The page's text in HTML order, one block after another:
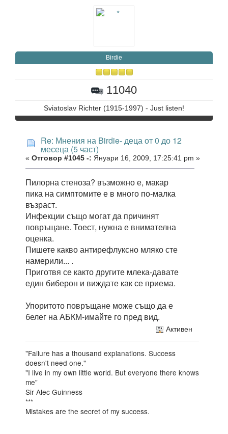
Birdie
11040
Sviatoslav Richter (1915-1997) - Just listen!
Re: Мнения на Birdie- деца от 0 до 12
месеца (5 част)
« Отговор #1045 -: Януари 16, 2009, 17:25:41 pm »
Пилорна стеноза? възможно е, макар
пика на симптомите е в много по-малка
възраст.
Инфекции също могат да причинят
повръщане. Тоест, нужна е внимателна
оценка.
Пишете какво антирефлуксно мляко сте
намерили... .
Приготвя се както другите млека-давате
един биберон и виждате как се приема.
Упоритото повръщане може също да е
белег на АБКМ-имайте го пред вид.
Активен
"Failure has a thousand explanations. Success
doesn't need one."
"I live in my own little world. But everyone there knows
me"
Sir Alec Guinness
***
Mistakes are the secret of my success.